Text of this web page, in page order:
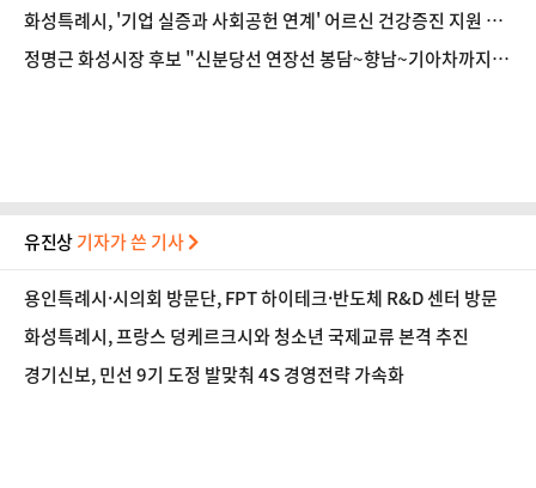
봄' 박차
화성특례시, '기업 실증과 사회공헌 연계' 어르신 건강증진 지원 사
업 추진
정명근 화성시장 후보 "신분당선 연장선 봉담~향남~기아차까지 연
유진상기자가 쓴 기사
용인특례시·시의회 방문단, FPT 하이테크·반도체 R&D 센터 방문
화성특례시, 프랑스 덩케르크시와 청소년 국제교류 본격 추진
경기신보, 민선 9기 도정 발맞춰 4S 경영전략 가속화